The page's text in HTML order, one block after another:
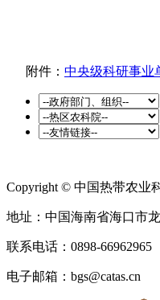
附件： 中央级科研事业
Copyright © 中国热带农业
地址：中国海南省海口市
联系电话：0898-66962965
电子邮箱：bgs@catas.cn